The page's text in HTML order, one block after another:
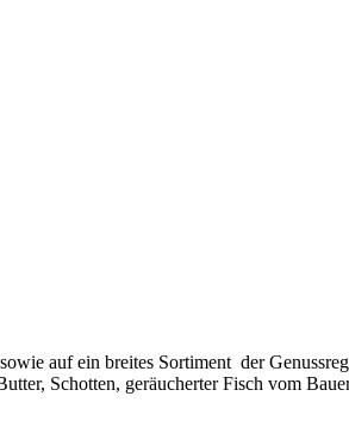
auf ein breites Sortiment der
Schotten, geräucherter Fisch vom